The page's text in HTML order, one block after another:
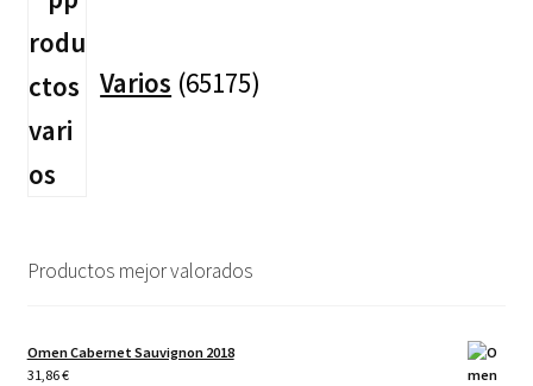
Varios 65175
Productos mejor valorados
Omen Cabernet Sauvignon 2018
31,86€